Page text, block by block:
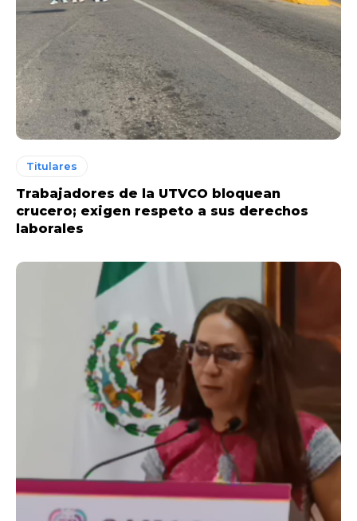
Titulares
Trabajadores de la UTVCO bloquean
crucero; exigen respeto a sus derechos
laborales